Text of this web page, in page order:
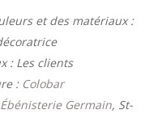
et des matériaux :
: Les clients
: Colobar
Ébénisterie Germain, St-